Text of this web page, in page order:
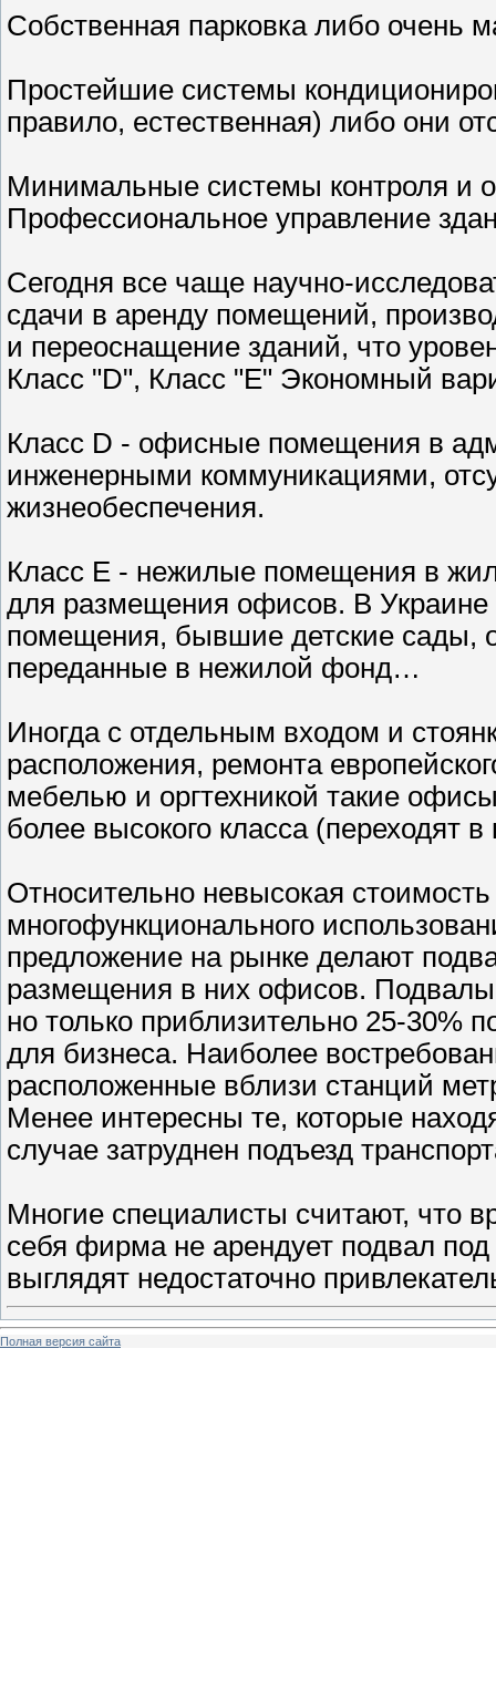
Собственная парковка либо очень
Простейшие системы
правило, естественная) либо они
Минимальные системы контроля и
Профессиональное управление
Сегодня все чаще научно-
сдачи в аренду помещений,
и переоснащение зданий, что
Класс "D", Класс "Е" Экономный
Класс D - офисные помещения в
инженерными коммуникациями,
жизнеобеспечения.
Класс Е - нежилые помещения в
для размещения офисов. В Украине
помещения, бывшие детские сады,
переданные в нежилой фонд…
Иногда с отдельным входом и
расположения, ремонта
мебелью и оргтехникой такие
более высокого класса (переходят в
Относительно невысокая
многофункционального
предложение на рынке делают
размещения в них офисов.
но только приблизительно 25-30%
для бизнеса. Наиболее
расположенные вблизи станций
Менее интересны те, которые
случае затруднен подъезд
Многие специалисты считают, что
себя фирма не арендует подвал
выглядят недостаточно
Полная версия сайта